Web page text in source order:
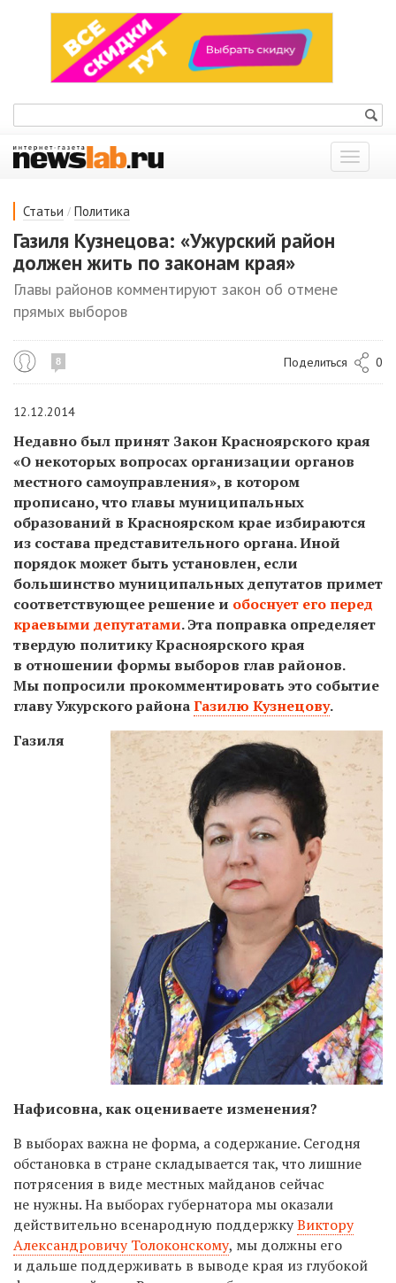
Показать
меню
Статьи / Политика
Газиля Кузнецова: «Ужурский район
должен жить по законам края»
Главы районов комментируют закон об отмене
прямых выборов
8 Поделиться 0
12.12.2014
Недавно был принят Закон Красноярского края
«О некоторых вопросах организации органов
местного самоуправления», в котором
прописано, что главы муниципальных
образований в Красноярском крае избираются
из состава представительного органа. Иной
порядок может быть установлен, если
большинство муниципальных депутатов примет
соответствующее решение и обоснует его перед
краевыми депутатами. Эта поправка определяет
твердую политику Красноярского края
в отношении формы выборов глав районов.
Мы попросили прокомментировать это событие
главу Ужурского районаГазилю Кузнецову.
Газиля
Нафисовна, как оцениваете изменения?
В выборах важна не форма, а содержание. Сегодня
обстановка в стране складывается так, что лишние
потрясения в виде местных майданов сейчас
не нужны. На выборах губернатора мы оказали
действительно всенародную поддержкуВиктору
Александровичу Толоконскому, мы должны его
и дальше поддерживать в выводе края из глубокой